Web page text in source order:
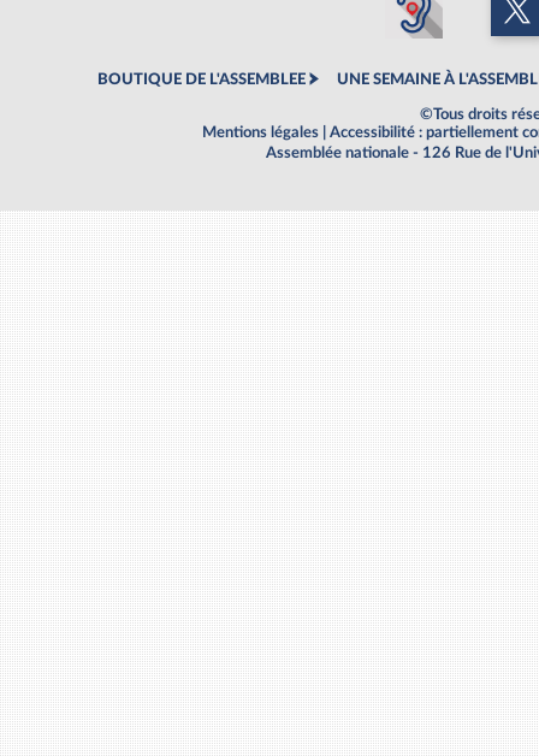
BOUTIQUE DE L'ASSEMBLEE UNE SEMAINE À
©Tous droits
Mentions légales
Accessibilité : partiellement
Assemblée nationale - 126 Rue de